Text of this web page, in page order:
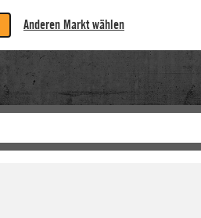
Anderen Markt wählen